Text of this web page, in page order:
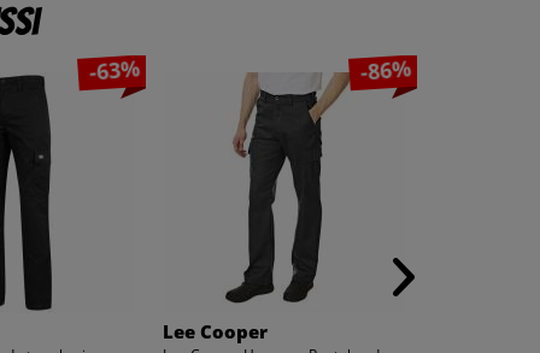
-63% -86%
Lee Cooper